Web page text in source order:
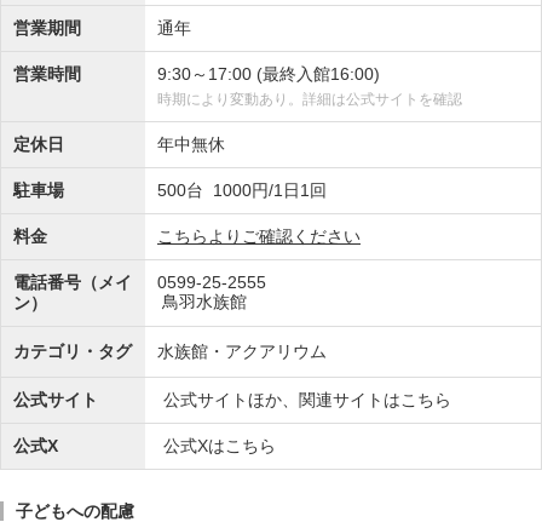
営業期間 通年
営業時間 9:30～17:00 (最終入館16:00)
時期により変動あり。詳細は公式サイトを確認
定休日 年中無休
駐車場 500台 1000円/1日1回
料金 こちらよりご確認ください
電話番号（メイ
ン）
0599-25-2555
鳥羽水族館
カテゴリ・タグ 水族館・アクアリウム
公式サイト 公式サイトほか、関連サイトはこちら
公式X 公式Xはこちら
子どもへの配慮